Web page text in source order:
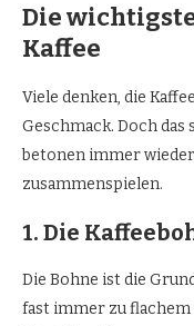
Die
Kaffee
Viele denken, die
Geschmack. Doch
betonen immer
zusammenspielen.
1. Die
Die Bohne ist die
fast immer zu flachem